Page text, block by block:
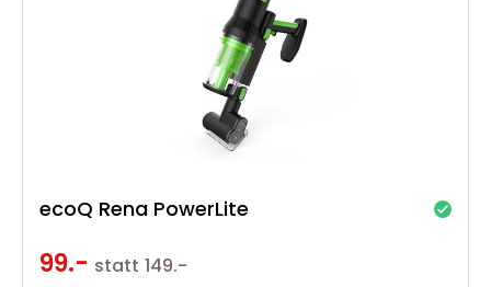
99.- statt 149.-
ecoQ Rena PowerLite